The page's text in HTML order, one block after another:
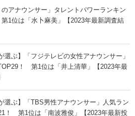
のアナウンサー」タレントパワーランキン
1位は「水卜麻美」【2023年最新調査結
選ぶ】「フジテレビの女性アナウンサー」
！ 第1位は「井上清華」【2023年最
選ぶ】「TBS男性アナウンサー」人気ラン
！ 第1位は「南波雅俊」【2023年最新投